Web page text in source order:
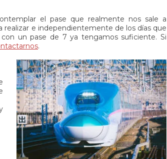
el pase que realmente nos sale a
e independientemente de los días que
un pase de 7 ya tengamos suficiente. Si
.